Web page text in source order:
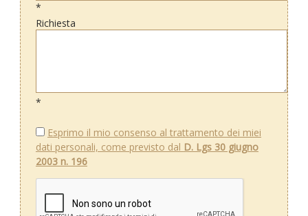
*
Richiesta
*
Esprimo il mio consenso al trattamento dei miei
dati personali, come previsto dal D. Lgs 30 giugno
2003 n. 196